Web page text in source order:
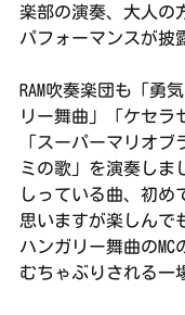
楽部の演奏、大人の
パフォーマンスが披
RAM吹奏楽団も「勇
リー舞曲」「ケセラ
「スーパーマリオブ
ミの歌」を演奏しま
しっている曲、初め
思いますが楽しんで
ハンガリー舞曲の
むちゃぶりされる一